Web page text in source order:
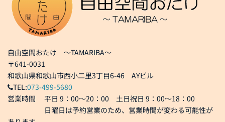
自由空間おたけ ～TAMARIBA～
〒641-0031
和歌山県和歌山市西小二里3丁目6-46 AYビル
TEL:073-499-5680
営業時間 平日 9：00～20：00 土日祝日 9：00～18：00
日曜日は予約営業のため、営業時間が変わる可能性が